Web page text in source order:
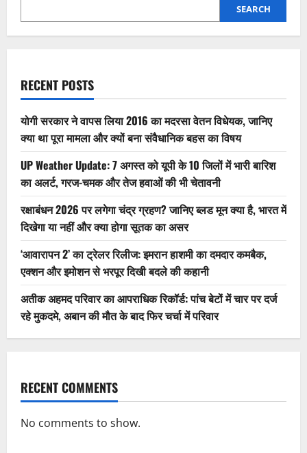
SEARCH
RECENT POSTS
योगी सरकार ने वापस लिया 2016 का मदरसा वेतन विधेयक, जानिए
क्या था पूरा मामला और क्यों बना संवैधानिक बहस का विषय
UP Weather Update: 7 अगस्त को यूपी के 10 जिलों में भारी बारिश
का अलर्ट, गरज-चमक और तेज हवाओं की भी चेतावनी
रक्षाबंधन 2026 पर लगेगा चंद्र ग्रहण? जानिए ब्लड मून क्या है, भारत में
दिखेगा या नहीं और क्या होगा सूतक का असर
‘आवारापन 2’ का ट्रेलर रिलीज: इमरान हाशमी का दमदार कमबैक,
एक्शन और इमोशन से भरपूर दिखी बदले की कहानी
अतीक अहमद परिवार का आपराधिक रिकॉर्ड: पांच बेटों में चार पर दर्ज
रहे मुकदमे, अबान की मौत के बाद फिर चर्चा में परिवार
RECENT COMMENTS
No comments to show.